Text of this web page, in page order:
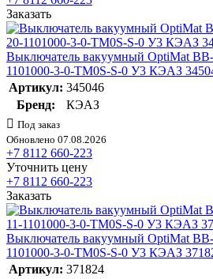
Заказать
Выключатель вакуумный OptiMat
1101000-3-0-TM0S-S-0 У3 КЭАЗ
Артикул: 345046
Бренд:
КЭАЗ
Под заказ
Обновлено 07.08.2026
+7 8112 660-223
Уточнить цену
+7 8112 660-223
Заказать
Выключатель вакуумный OptiMat
1101000-3-0-TM0S-S-0 У3 КЭАЗ
Артикул: 371824